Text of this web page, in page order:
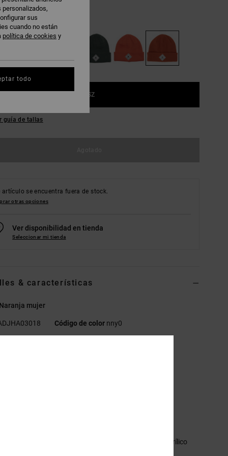
1SZ
guía de tallas
artículo se encuentra fuera de stock.
otras opciones
Ver disponibilidad en tienda
Seleccionar mi tienda
& características
mujer
Código de color nny0
[Tejido principal] 60% poliéster reciclado, 40% acrílico
personalizados,
sus
cuando no están
política de cookies y
todo